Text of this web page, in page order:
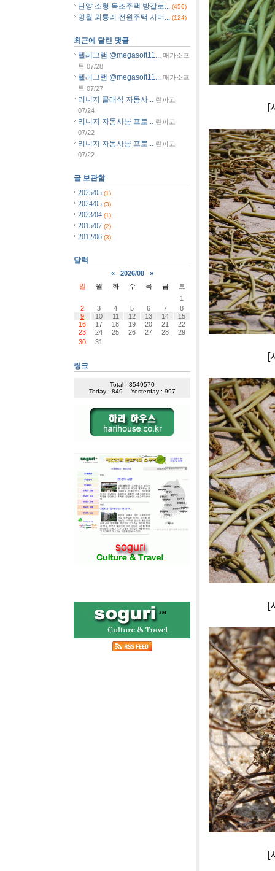
[사진]단양
[사진]단양
[사진]단양
[사진]단양
단양 소형 목조주택 방갈로...
(456)
영월 외룡리 전원주택 시더... (124)
최근에 달린 댓글
텔레그램 @megasoft11...
매가소프
트 07/28
텔레그램 @megasoft11... 매가소프
트 07/27
리니지 클래식 자동사...
린파고
07/24
리니지 자동사냥 프로...
린파고
07/22
리니지 자동사냥 프로...
린파고
07/22
글 보관함
2025/05 (1)
2024/05 (3)
2023/04 (1)
2015/07 (2)
2012/06 (3)
달력
« 2026/08
»
일
월 화 수 목 금
토
1
2
3 4 5 6 7
8
9
10 11 12 13 14
15
16
17 18 19 20 21
22
23
24 25 26 27 28
29
30
31
링크
Total : 3549570
Today : 849
Yesterday : 997